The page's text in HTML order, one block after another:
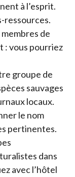
à l’esprit.
ressources.
de
: vous pourriez
groupe de
sauvages
locaux.
le nom
pertinentes.
dans
avec l’hôtel